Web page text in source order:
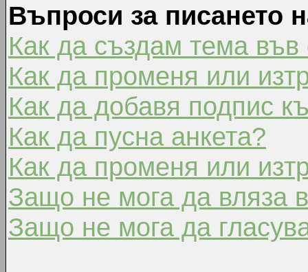
Въпроси за писането
Как да създам тема
Как да променя или
Как да добавя подпис
Как да пусна анкета?
Как да променя или
Защо не мога да вляза
Защо не мога да